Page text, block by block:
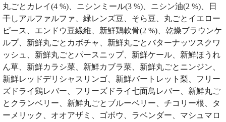
丸ごとカレイ(4 %)、ニシンミール(3 %)、ニシン油(2 %)、日
干しアルファルファ、緑レンズ豆、そら豆、丸ごとイエロー
ピース、エンドウ豆繊維、新鮮鶏軟骨(2 %)、乾燥ブラウンケ
ルプ、新鮮丸ごとカボチャ、新鮮丸ごとバターナッツスクワ
ッシュ、新鮮丸ごとパースニップ、新鮮ケール、新鮮ほうれ
ん草、新鮮カラシ菜、新鮮カブラ菜、新鮮丸ごとニンジン、
新鮮レッドデリシャスリンゴ、新鮮バートレット梨、フリー
ズドライ鶏レバー、フリーズドライ七面鳥レバー、新鮮丸ご
とクランベリー、新鮮丸ごとブルーベリー、チコリー根、タ
ーメリック、オオアザミ、ゴボウ、ラベンダー、マシュマロ